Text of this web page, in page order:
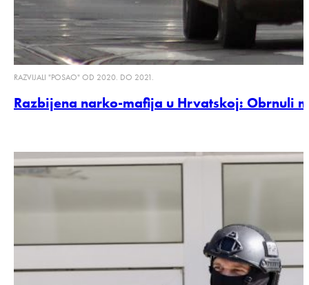
RAZVIJALI "POSAO" OD 2020. DO 2021.
Razbijena narko-mafija u Hrvatskoj: Obrnuli